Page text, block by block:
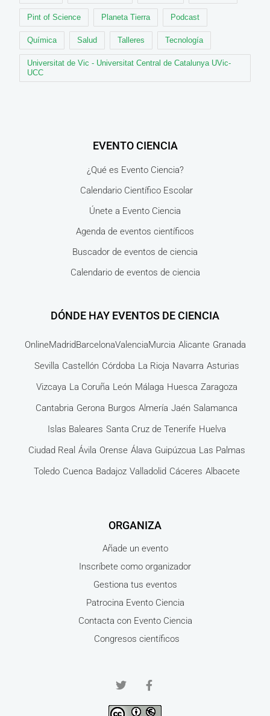
Pint of Science Planeta Tierra Podcast
Química Salud Talleres Tecnología
Universitat de Vic - Universitat Central de Catalunya UVic-
UCC
EVENTO CIENCIA
¿Qué es Evento Ciencia?
Calendario Científico Escolar
Únete a Evento Ciencia
Agenda de eventos científicos
Buscador de eventos de ciencia
Calendario de eventos de ciencia
DÓNDE HAY EVENTOS DE CIENCIA
OnlineMadridBarcelonaValenciaMurcia Alicante Granada
Sevilla Castellón Córdoba La Rioja Navarra Asturias
Vizcaya La Coruña León Málaga Huesca Zaragoza
Cantabria Gerona Burgos Almería Jaén Salamanca
Islas Baleares Santa Cruz de Tenerife Huelva
Ciudad Real Ávila Orense Álava Guipúzcua Las Palmas
Toledo Cuenca Badajoz Valladolid Cáceres Albacete
ORGANIZA
Añade un evento
Inscríbete como organizador
Gestiona tus eventos
Patrocina Evento Ciencia
Contacta con Evento Ciencia
Congresos científicos